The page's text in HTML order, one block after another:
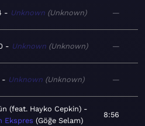
Unknown Unknown —
Unknown Unknown —
Unknown Unknown —
(feat. Hayko Cepkin)
Ekspres Göğe Selam
8:56